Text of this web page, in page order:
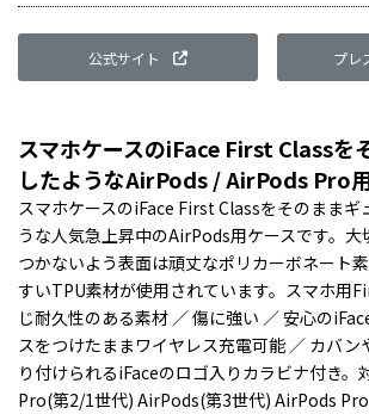
公式サイト プレ
スマホケースのiFace First Classを
したようなAirPods / AirPods Pro
スマホケースのiFace First Classをそのままギ
うな人気急上昇中のAirPods用ケースです。
つかないよう表面は頑丈なポリカーボネート
すいTPU素材が使用されています。スマホ用
じ耐久性のある素材 ／ 傷に強い ／ 安心の
スをつけたままワイヤレス充電可能 ／ カバン
り付けられるiFaceのロゴ入りカラビナ付き。
Pro(第2/1世代) AirPods(第3世代) AirPods